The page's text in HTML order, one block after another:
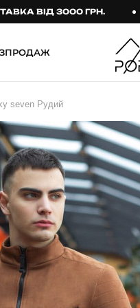
ВІД 3000 ГРН.
Брюки
Джогери
Карго
Спортивні штани
Лосини
Джинси
КОМПЛЕКТИ
Куртка й штани
seven Рудий